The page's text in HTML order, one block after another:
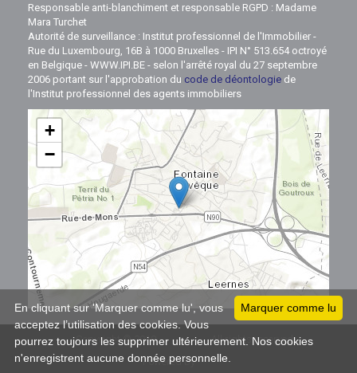
Responsable anti-blanchiment et responsable RGPD : Madame
Mara Turchet
Autorité de surveillance : Institut professionnel de l'Immobilier -
Rue du Luxembourg, 16B à 1000 Bruxelles - IPI N° 513.654 octroyé
en Belgique - WWW.IPI.BE - selon l'arrêté royal du 27 septembre
2006 portant sur l'approbation du code de déontologie de
l'Institut professionnel des agents immobiliers
+
−
Copyright © 2019IMMOZOOMAll rights reserved
Powered byWhise
Marquer comme lu
En cliquant sur 'Marquer comme lu', vous
acceptez l’utilisation des cookies. Vous
pourrez toujours les supprimer ultérieurement. Nos cookies
n'enregistrent aucune donnée personnelle.